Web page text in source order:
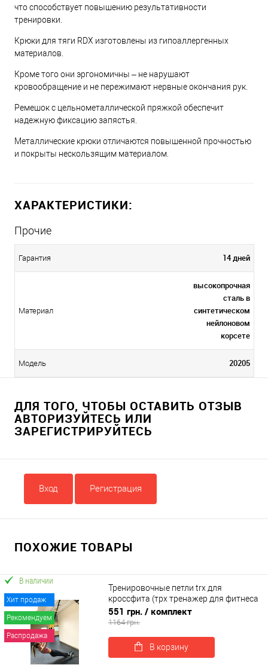
что способствует повышению результативности
тренировки.
Крюки для тяги RDX изготовлены из гипоаллергенных
материалов.
Кроме того они эргономичны – не нарушают
кровообращение и не пережимают нервные окончания рук.
Ремешок с цельнометаллической пряжкой обеспечит
надежную фиксацию запястья.
Металлические крюки отличаются повышенной прочностью
и покрыты нескользящим материалом.
ХАРАКТЕРИСТИКИ:
Прочие
Гарантия 14 дней
Материал
высокопрочная
сталь в
синтетическом
нейлоновом
корсете
Модель 20205
ДЛЯ ТОГО, ЧТОБЫ ОСТАВИТЬ ОТЗЫВ
АВТОРИЗУЙТЕСЬ ИЛИ
ЗАРЕГИСТРИРУЙТЕСЬ
Вход Регистрация
ПОХОЖИЕ ТОВАРЫ
Хит продаж
Рекомендуем
Распродажа
В наличии
Тренировочные петли trx для
кроссфита (трх тренажер для фитнеса
и турника) OSPORT Lite (FI-0037)
551 грн. / комплект
1164 грн.
В корзину